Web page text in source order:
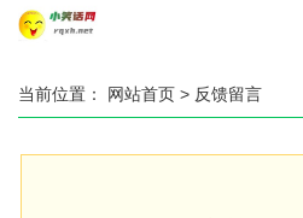
当前位置： 网站首页 > 反馈留言